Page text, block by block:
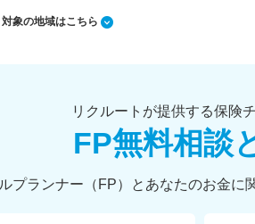
対象の地域はこちら
リクルートが提供する保険
FP無料相談
プランナー（FP）とあなたのお金に